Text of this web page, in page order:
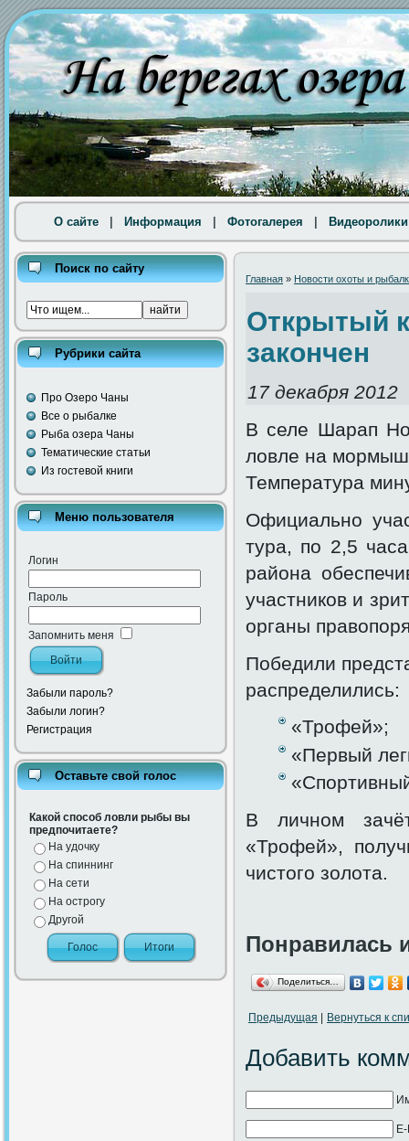
О сайте Информация Фотогалерея Видеоролики
Поиск по сайту
Рубрики сайта
Про Озеро Чаны
Все о рыбалке
Рыба озера Чаны
Тематические статьи
Из гостевой книги
Меню пользователя
Логин
Пароль
Запомнить меня
Забыли пароль?
Забыли логин?
Регистрация
Оставьте свой голос
Какой способ ловли рыбы вы
предпочитаете?
На удочку
На спиннинг
На сети
На острогу
Другой
Главная » Новости охоты и
Открытый
закончен
17 декабря 2012
В селе Шарап
ловле на
Температура
Официально
тура, по 2,5
района
участников и
органы
Победили
распределились:
«Трофей»;
«Первый
В личном
«Трофей»,
чистого золота.
Понравилась
Поделиться…
Предыдущая Вернуться к
Добавить